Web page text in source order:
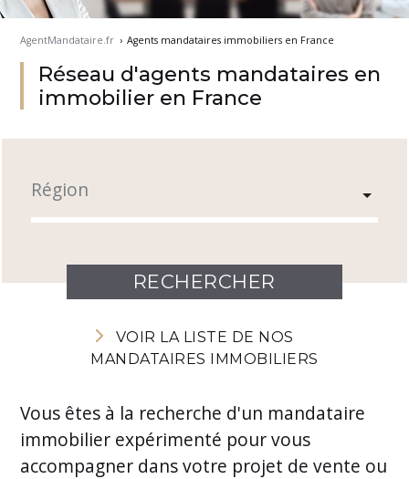
AgentMandataire.fr › Agents mandataires immobiliers en France
Réseau d'agents mandataires en
immobilier en France
VOIR LA LISTE DE NOS
MANDATAIRES IMMOBILIERS
Vous êtes à la recherche d'un mandataire
immobilier expérimenté pour vous
accompagner dans votre projet de vente ou